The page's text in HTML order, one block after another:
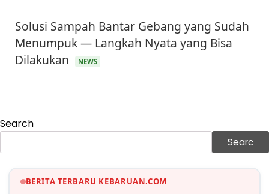
Solusi Sampah Bantar Gebang yang Sudah
Menumpuk — Langkah Nyata yang Bisa
Dilakukan
NEWS
Search
Searc
BERITA TERBARU KEBARUAN.COM
KEUANGAN & INVESTASI
Harga Minyak Dunia Hari Ini Naik, WTI dan Brent
Sama-sama Menguat
Hasil Brasil vs Jepang 2-1: Comeback Dramatis, Gol